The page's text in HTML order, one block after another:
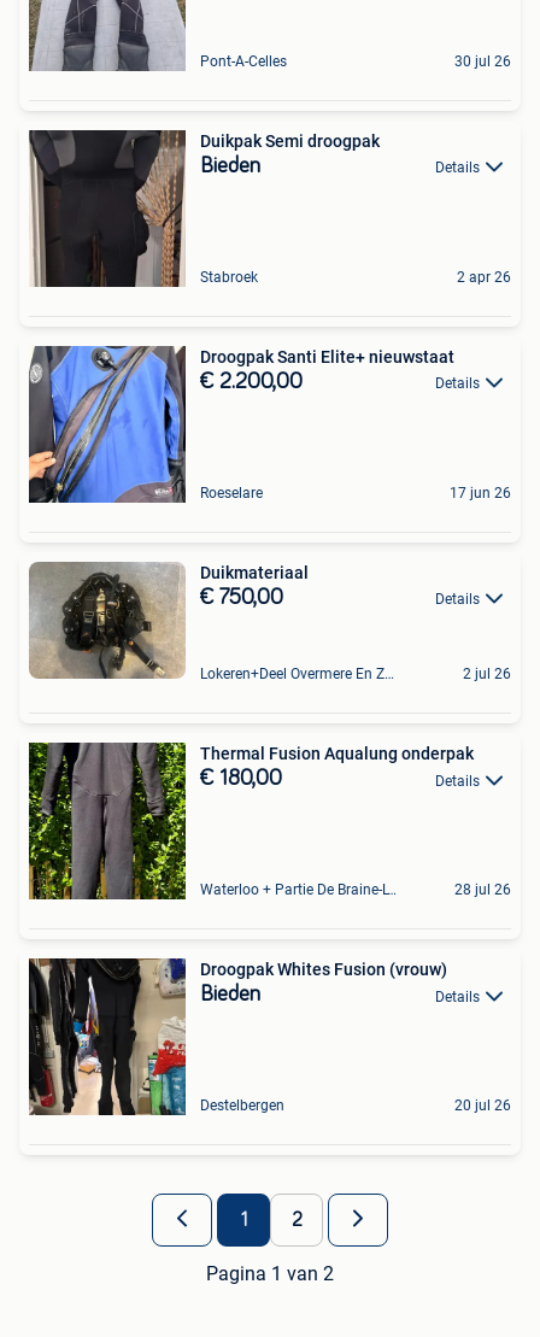
Pont-A-Celles 30 jul 26
Duikpak Semi droogpak
Bieden Details
Stabroek 2 apr 26
Droogpak Santi Elite+ nieuwstaat
€ 2.200,00 Details
Roeselare 17 jun 26
Duikmateriaal
€ 750,00 Details
Lokeren+Deel Overmere En Zele 2 jul 26
Thermal Fusion Aqualung onderpak
€ 180,00 Details
Waterloo + Partie De Braine-L'Alleud, De Ohain 28 jul 26
Droogpak Whites Fusion (vrouw)
Bieden Details
Destelbergen 20 jul 26
1 2
Pagina 1 van 2